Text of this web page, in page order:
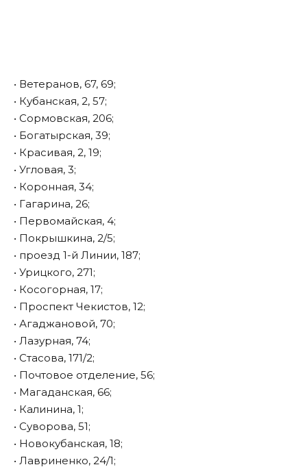
• Ветеранов, 67, 69;
• Кубанская, 2, 57;
• Сормовская, 206;
• Богатырская, 39;
• Красивая, 2, 19;
• Угловая, 3;
• Коронная, 34;
• Гагарина, 26;
• Первомайская, 4;
• Покрышкина, 2/5;
• проезд 1-й Линии, 187;
• Урицкого, 271;
• Косогорная, 17;
• Проспект Чекистов, 12;
• Агаджановой, 70;
• Лазурная, 74;
• Стасова, 171/2;
• Почтовое отделение, 56;
• Магаданская, 66;
• Калинина, 1;
• Суворова, 51;
• Новокубанская, 18;
• Лавриненко, 24/1;